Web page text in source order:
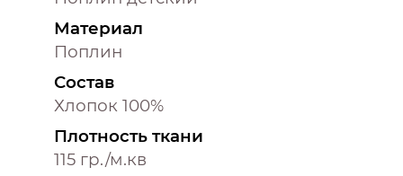
Материал
Поплин
Состав
Хлопок 100%
Плотность ткани
115 гр./м.кв